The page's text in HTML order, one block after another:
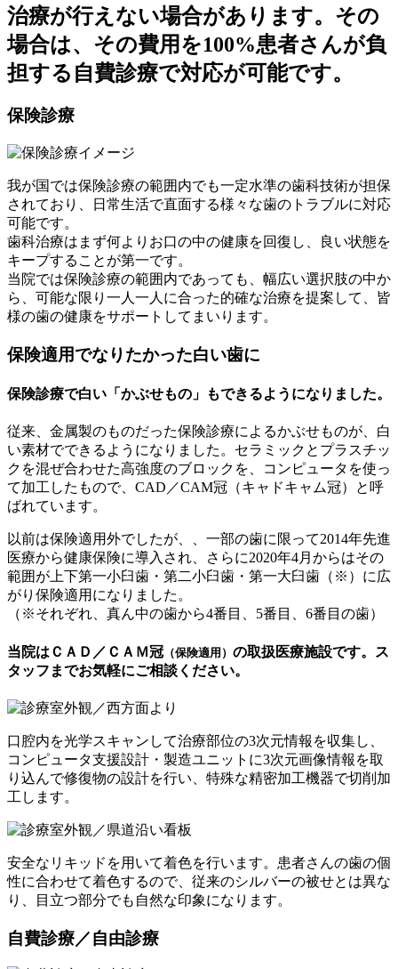
治療が行えない場合があります。その
場合は、その費用を100%患者さんが負
担する自費診療で対応が可能です。
保険診療
我が国では保険診療の範囲内でも一定水準の歯科技術が担保
されており、日常生活で直面する様々な歯のトラブルに対応
可能です。
歯科治療はまず何よりお口の中の健康を回復し、良い状態を
キープすることが第一です。
当院では保険診療の範囲内であっても、幅広い選択肢の中か
ら、可能な限り一人一人に合った的確な治療を提案して、皆
様の歯の健康をサポートしてまいります。
保険適用でなりたかった白い歯に
保険診療で白い「かぶせもの」もできるようになりました。
従来、金属製のものだった保険診療によるかぶせものが、白
い素材でできるようになりました。セラミックとプラスチッ
クを混ぜ合わせた高強度のブロックを、コンピュータを使っ
て加工したもので、CAD／CAM冠（キャドキャム冠）と呼
ばれています。
以前は保険適用外でしたが、、一部の歯に限って2014年先進
医療から健康保険に導入され、さらに2020年4月からはその
範囲が上下第一小臼歯・第二小臼歯・第一大臼歯（※）に広
がり保険適用になりました。
（※それぞれ、真ん中の歯から4番目、5番目、6番目の歯）
当院はＣＡＤ／ＣＡＭ冠 （保険適用） の取扱医療施設です。ス
タッフまでお気軽にご相談ください。
口腔内を光学スキャンして治療部位の3次元情報を収集し、
コンピュータ支援設計・製造ユニットに3次元画像情報を取
り込んで修復物の設計を行い、特殊な精密加工機器で切削加
工します。
安全なリキッドを用いて着色を行います。患者さんの歯の個
性に合わせて着色するので、従来のシルバーの被せとは異な
り、目立つ部分でも自然な印象になります。
自費診療／自由診療